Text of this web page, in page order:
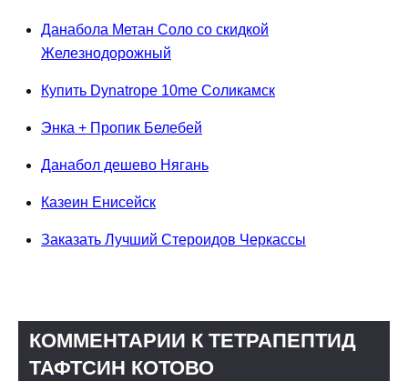
Данабола Метан Соло со скидкой
Железнодорожный
Купить Dynatrope 10me Соликамск
Энка + Пропик Белебей
Данабол дешево Нягань
Казеин Енисейск
Заказать Лучший Стероидов Черкассы
КОММЕНТАРИИ К ТЕТРАПЕПТИД
ТАФТСИН КОТОВО